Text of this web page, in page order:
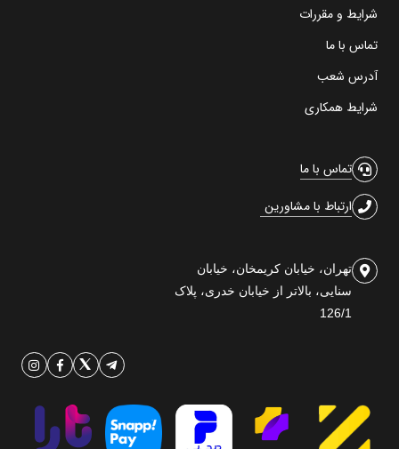
شرایط و مقررات
تماس با ما
آدرس شعب
شرایط همکاری
تماس با ما
ارتباط با مشاورین
تهران، خیابان کریمخان، خیابان
سنایی، بالاتر از خیابان خدری، پلاک
126/1